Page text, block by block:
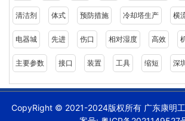
清洁剂 体式 预防措施 冷却塔生产 横
电器城 先进 伤口 相对湿度 高效
主要参数 接口 装置 工具 缩短 深
CopyRight © 2021-2024版权所有 广东康明